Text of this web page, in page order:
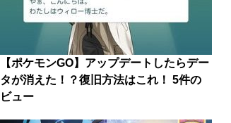
【ポケモンGO】アップデートしたらデー
タが消えた！？復旧方法はこれ！ 5件の
ビュー